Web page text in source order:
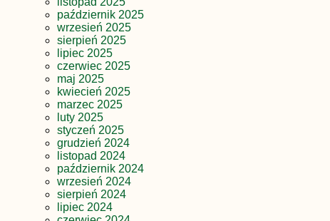
październik 2025
wrzesień 2025
sierpień 2025
lipiec 2025
czerwiec 2025
maj 2025
kwiecień 2025
marzec 2025
luty 2025
styczeń 2025
grudzień 2024
listopad 2024
październik 2024
wrzesień 2024
sierpień 2024
lipiec 2024